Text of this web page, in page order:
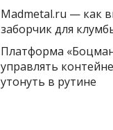
Madmetal.ru — как
заборчик для
Платформа
управлять
утонуть в рутине